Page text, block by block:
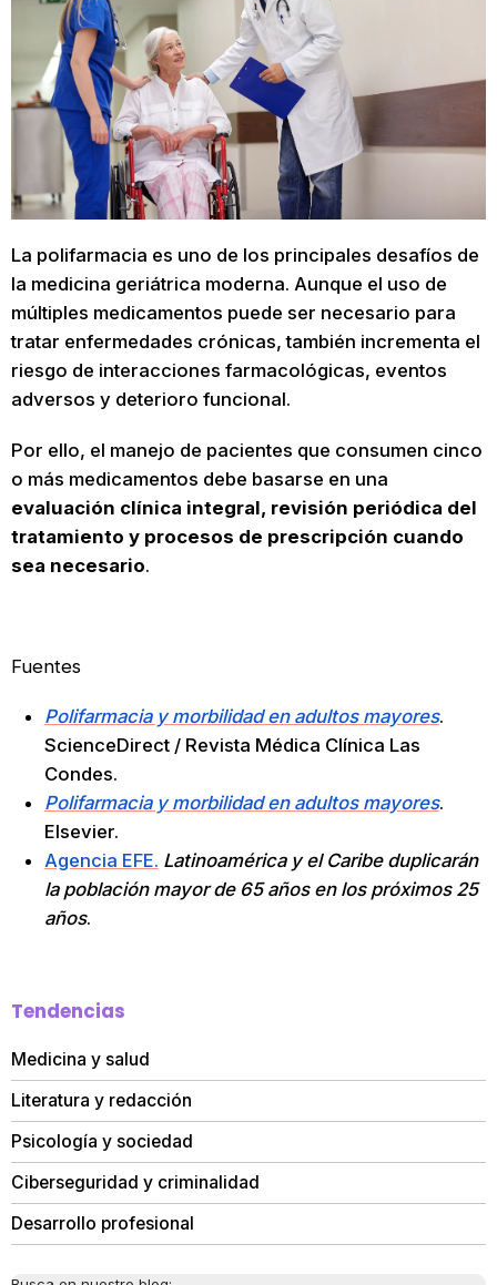
La polifarmacia es uno de los principales desafíos de
la medicina geriátrica moderna. Aunque el uso de
múltiples medicamentos puede ser necesario para
tratar enfermedades crónicas, también incrementa el
riesgo de interacciones farmacológicas, eventos
adversos y deterioro funcional.
Por ello, el manejo de pacientes que consumen cinco
o más medicamentos debe basarse en una
evaluación clínica integral, revisión periódica del
tratamiento y procesos de prescripción cuando
sea necesario.
Fuentes
Polifarmacia y morbilidad en adultos mayores.
ScienceDirect / Revista Médica Clínica Las
Condes.
Polifarmacia y morbilidad en adultos mayores.
Elsevier.
Agencia EFE. Latinoamérica y el Caribe duplicarán
la población mayor de 65 años en los próximos 25
años.
Tendencias
Medicina y salud
Literatura y redacción
Psicología y sociedad
Ciberseguridad y criminalidad
Desarrollo profesional